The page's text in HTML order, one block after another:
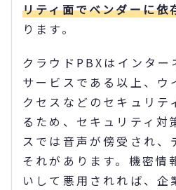
リティ面でベンダーに依
ります。
クラウドPBXはインター
サービスである以上、ウ
クセスなどのセキュリテ
るため、セキュリティ対
スでは音声が傍受され、
それがあります。機密情
いして悪用されれば、企